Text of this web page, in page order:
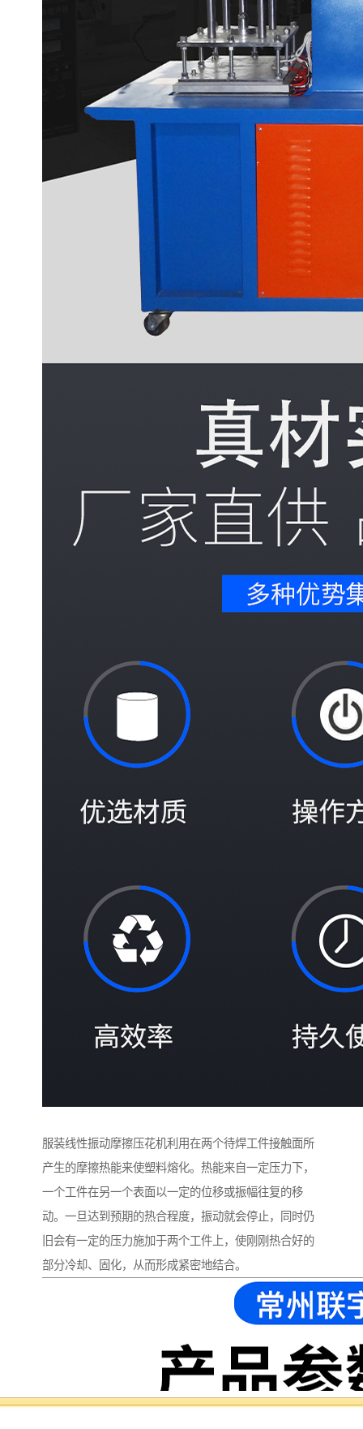
服装线性振动摩擦压花机利用在两个待焊工件接触面所
产生的摩擦热能来使塑料熔化。热能来自一定压力下，
一个工件在另一个表面以一定的位移或振幅往复的移
动。一旦达到预期的热合程度，振动就会停止，同时仍
旧会有一定的压力施加于两个工件上，使刚刚热合好的
部分冷却、固化，从而形成紧密地结合。